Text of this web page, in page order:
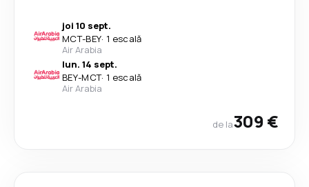
joi 10 sept.
MCT-BEY· 1 escală
Air Arabia
lun. 14 sept.
BEY-MCT· 1 escală
Air Arabia
de la309 €